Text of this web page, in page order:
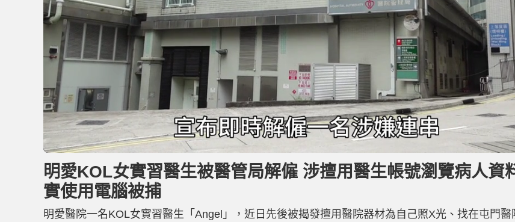
U
n
t
e
L
o
d
e
d
:
2
6
.
9
%
明愛KOL女實習醫生被醫管局解僱 涉擅用醫生帳號瀏覽病人資
實使用電腦被捕
明愛醫院一名KOL女實習醫生「Angel」，近日先後被揭發擅用醫院器材為自己照X光、找在屯門醫